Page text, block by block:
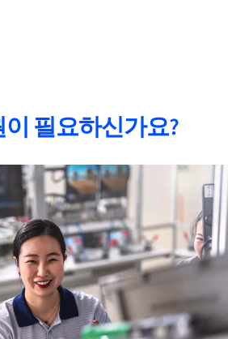
필요하신가요?